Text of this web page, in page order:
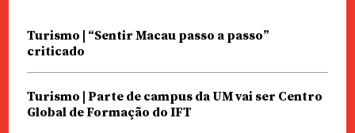
Turismo | “Sentir Macau passo a passo”
criticado
Turismo | Parte de campus da UM vai ser Centro
Global de Formação do IFT